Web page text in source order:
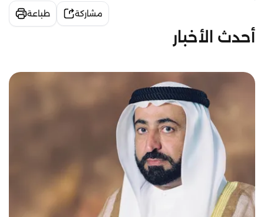
مشاركة طباعة
أحدث الأخبار